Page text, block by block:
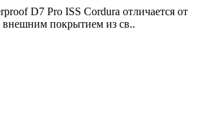
D7 Pro ISS Cordura отличается от
внешним покрытием из св..